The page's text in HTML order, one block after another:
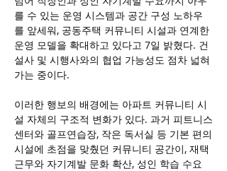
를 수 있는 운영 시스템과 공간 구성 노하우
를 앞세워, 공동주택 커뮤니티 시설과 연계한
운영 모델을 확대하고 있다고 7일 밝혔다. 건
설사 및 시행사와의 협업 가능성도 점차 넓혀
가는 중이다.
이러한 행보의 배경에는 아파트 커뮤니티 시
설 자체의 구조적 변화가 있다. 과거 피트니스
센터와 골프연습장, 작은 독서실 등 기본 편의
시설에 초점을 맞췄던 커뮤니티 공간이, 재택
근무와 자기계발 문화 확산, 성인 학습 수요